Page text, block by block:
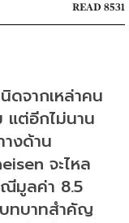
READ 8531
ดจากเหล่าคน
แต่อีกไม่นาน
างด้าน
จะไหล
มูลค่า 8.5
ทบาทสำคัญ